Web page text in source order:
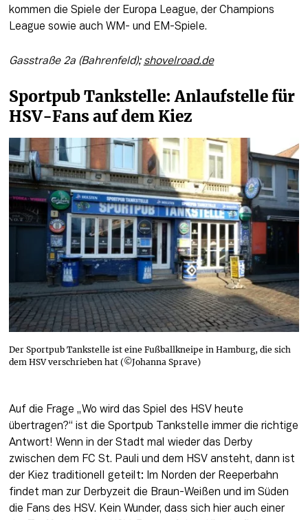
kommen die Spiele der Europa League, der Champions
League sowie auch WM- und EM-Spiele.
Gasstraße 2a (Bahrenfeld); shovelroad.de
Sportpub Tankstelle: Anlaufstelle für
HSV-Fans auf dem Kiez
Der Sportpub Tankstelle ist eine Fußballkneipe in Hamburg, die sich
dem HSV verschrieben hat (©Johanna Sprave)
Auf die Frage „Wo wird das Spiel des HSV heute
übertragen?“ ist die Sportpub Tankstelle immer die richtige
Antwort! Wenn in der Stadt mal wieder das Derby
zwischen dem FC St. Pauli und dem HSV ansteht, dann ist
der Kiez traditionell geteilt: Im Norden der Reeperbahn
findet man zur Derbyzeit die Braun-Weißen und im Süden
die Fans des HSV. Kein Wunder, dass sich hier auch einer